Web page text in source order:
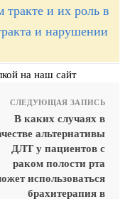
тракте и их роль в
и нарушении
на наш сайт
СЛЕДУЮЩАЯ ЗАПИСЬ
В каких случаях в
альтернативы
ДЛТ у пациентов с
раком полости рта
использоваться
брахитерапия в